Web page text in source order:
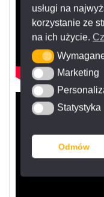
usługi na
korzystanie ze
na ich użycie.
Wymagane
MarketingMarketing
Personalizacja
StatystykaStatystyka
Odmów